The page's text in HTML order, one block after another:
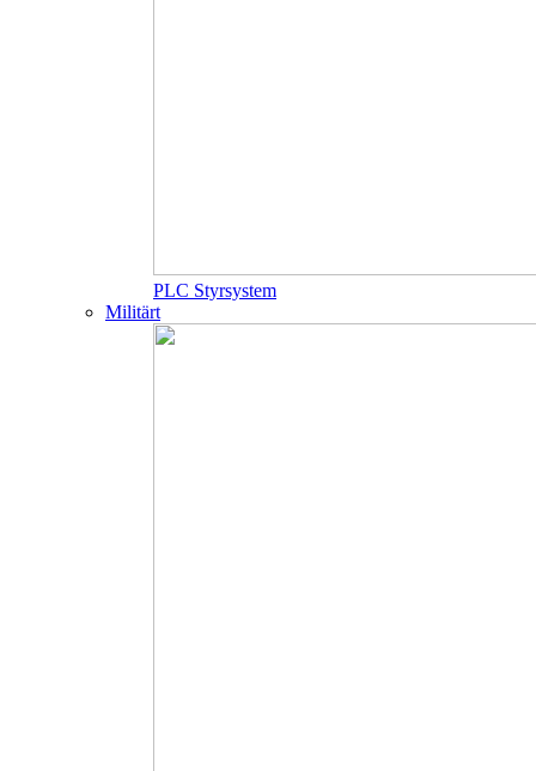
PLC Styrsystem
Militärt